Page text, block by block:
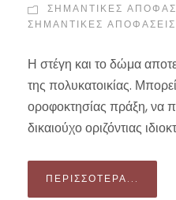
ΣΗΜΑΝΤΙΚΈΣ
ΣΗΜΑΝΤΙΚΈΣ ΑΠΟΦΆΣΕΙΣ
Η στέγη και το δώμα
της πολυκατοικίας.
οροφοκτησίας πράξη, να
δικαιούχο οριζόντιας
ΠΕΡΙΣΣΌΤΕΡΑ...